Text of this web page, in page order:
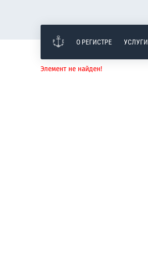
О РЕГИСТРЕ УСЛУГИ
Элемент не найден!